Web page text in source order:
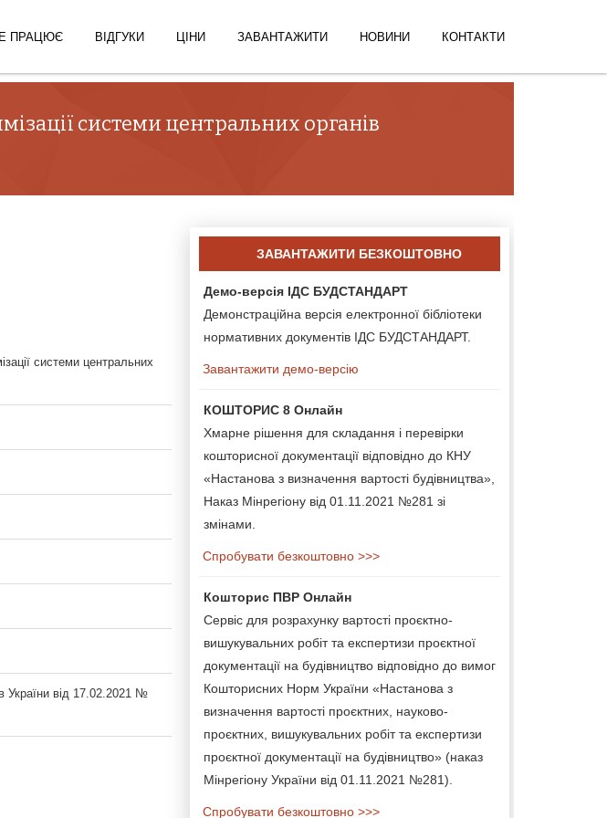
ПРАЦЮЄ ВІДГУКИ ЦІНИ ЗАВАНТАЖИТИ НОВИНИ КОНТАКТИ
системи центральних органів
системи центральних
України від 17.02.2021 №
ЗАВАНТАЖИТИ БЕЗКОШТОВНО
Демо-версія ІДС БУДСТАНДАРТ
Демонстраційна версія електронної бібліотеки
нормативних документів ІДС БУДСТАНДАРТ.
Завантажити демо-версію
КОШТОРИС 8 Онлайн
Хмарне рішення для складання і перевірки
кошторисної документації відповідно до КНУ
«Настанова з визначення вартості будівництва»,
Наказ Мінрегіону від 01.11.2021 №281 зі
змінами.
Спробувати безкоштовно >>>
Кошторис ПВР Онлайн
Сервіс для розрахунку вартості проєктно-
вишукувальних робіт та експертизи проєктної
документації на будівництво відповідно до вимог
Кошторисних Норм України «Настанова з
визначення вартості проєктних, науково-
проєктних, вишукувальних робіт та експертизи
проєктної документації на будівництво» (наказ
Мінрегіону України від 01.11.2021 №281).
Спробувати безкоштовно >>>